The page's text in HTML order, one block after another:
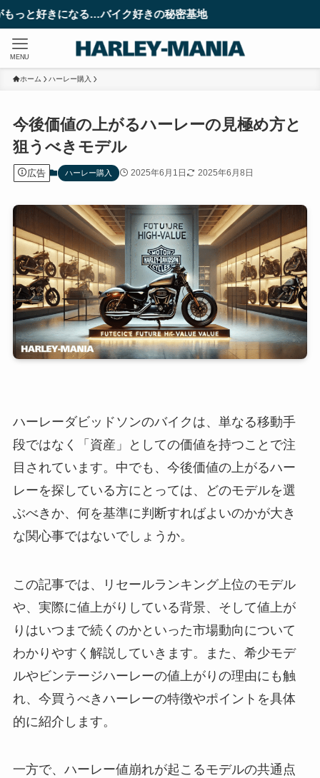
…バイク好きの秘密基地
MENU
ホーム ハーレー購入
今後価値の上がるハーレーの見極め方と
狙うべきモデル
広告 ハーレー購入 2025年6月1日 2025年6月8日
ハーレーダビッドソンのバイクは、単なる移動手
段ではなく「資産」としての価値を持つことで注
目されています。中でも、今後価値の上がるハー
レーを探している方にとっては、どのモデルを選
ぶべきか、何を基準に判断すればよいのかが大き
な関心事ではないでしょうか。
この記事では、リセールランキング上位のモデル
や、実際に値上がりしている背景、そして値上が
りはいつまで続くのかといった市場動向について
わかりやすく解説していきます。また、希少モデ
ルやビンテージハーレーの値上がりの理由にも触
れ、今買うべきハーレーの特徴やポイントを具体
的に紹介します。
一方で、ハーレー値崩れが起こるモデルの共通点